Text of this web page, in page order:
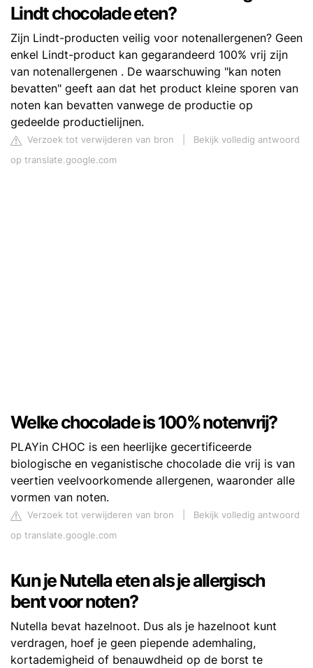
Lindt chocolade eten?
Zijn Lindt-producten veilig voor notenallergenen? Geen
enkel Lindt-product kan gegarandeerd 100% vrij zijn
van notenallergenen . De waarschuwing "kan noten
bevatten" geeft aan dat het product kleine sporen van
noten kan bevatten vanwege de productie op
gedeelde productielijnen.
Verzoek tot verwijderen van bron
Bekijk volledig antwoord
op translate.google.com
Welke chocolade is 100% notenvrij?
PLAYin CHOC is een heerlijke gecertificeerde
biologische en veganistische chocolade die vrij is van
veertien veelvoorkomende allergenen, waaronder alle
vormen van noten.
Verzoek tot verwijderen van bron
Bekijk volledig antwoord
op translate.google.com
Kun je Nutella eten als je allergisch
bent voor noten?
Nutella bevat hazelnoot. Dus als je hazelnoot kunt
verdragen, hoef je geen piepende ademhaling,
kortademigheid of benauwdheid op de borst te